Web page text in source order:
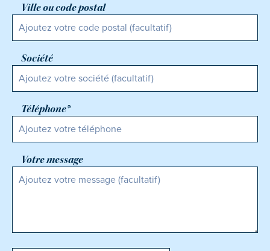
Ville ou code postal
Société
Téléphone*
Votre message